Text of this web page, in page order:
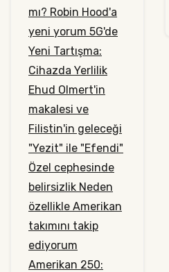
mı? Robin Hood'a
yeni yorum 5G'de
Yeni Tartışma:
Cihazda Yerlilik
Ehud Olmert'in
makalesi ve
Filistin'in geleceği
"Yezit" ile "Efendi"
Özel cephesinde
belirsizlik Neden
özellikle Amerikan
takımını takip
ediyorum
Amerikan 250: